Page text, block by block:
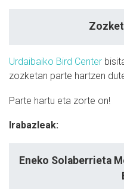
Urdaibaiko Bird Center
zozketan parte hartzen
Parte hartu eta zorte on!
Irabazleak:
Eneko Solaberrieta